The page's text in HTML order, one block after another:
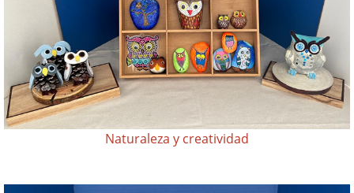
Naturaleza y creatividad